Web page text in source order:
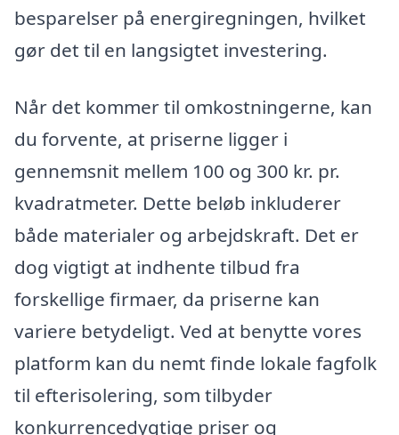
besparelser på energiregningen, hvilket
gør det til en langsigtet investering.
Når det kommer til omkostningerne, kan
du forvente, at priserne ligger i
gennemsnit mellem 100 og 300 kr. pr.
kvadratmeter. Dette beløb inkluderer
både materialer og arbejdskraft. Det er
dog vigtigt at indhente tilbud fra
forskellige firmaer, da priserne kan
variere betydeligt. Ved at benytte vores
platform kan du nemt finde lokale fagfolk
til efterisolering, som tilbyder
konkurrencedygtige priser og